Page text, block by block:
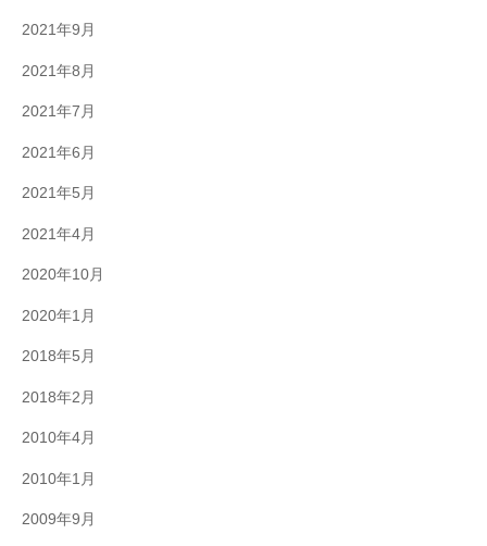
2021年9月
2021年8月
2021年7月
2021年6月
2021年5月
2021年4月
2020年10月
2020年1月
2018年5月
2018年2月
2010年4月
2010年1月
2009年9月